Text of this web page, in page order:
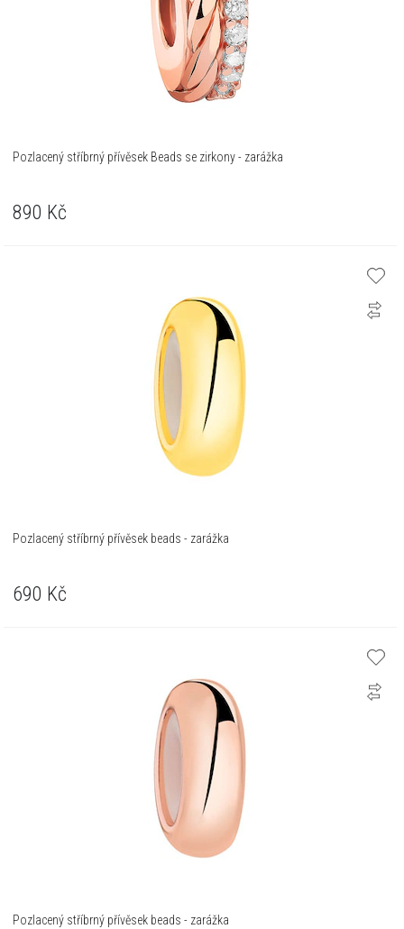
Pozlacený stříbrný přívěsek Beads se zirkony - zarážka
890 Kč
Pozlacený stříbrný přívěsek beads - zarážka
690 Kč
Pozlacený stříbrný přívěsek beads - zarážka